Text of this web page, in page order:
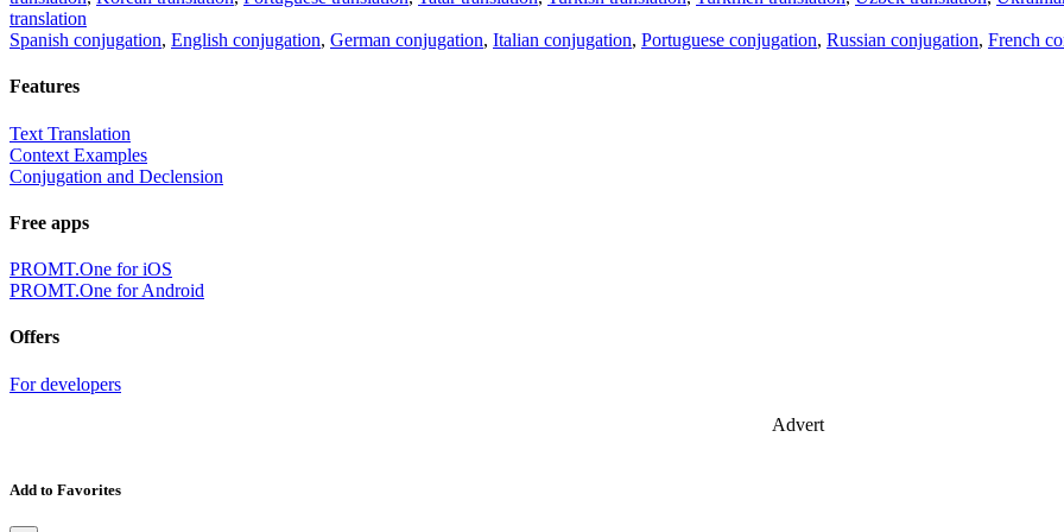
translation
Spanish conjugation, English conjugation, German conjugation, Italian conjugation, Portuguese conjugation, Russian conjugation, French
Features
Text Translation
Context Examples
Conjugation and Declension
Free apps
PROMT.One for iOS
PROMT.One for Android
Offers
For developers
Advert
Add to Favorites